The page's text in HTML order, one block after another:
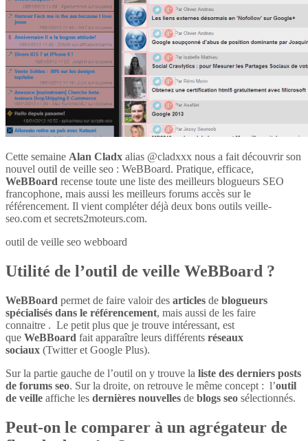
Cette semaine Alan Cladx alias @cladxxx nous a fait découvrir son
nouvel outil de veille seo : WeBBoard. Pratique, efficace,
WeBBoard recense toute une liste des meilleurs blogueurs SEO
francophone, mais aussi les meilleurs forums accès sur le
référencement. Il vient compléter déjà deux bons outils veille-
seo.com et secrets2moteurs.com.
outil de veille seo webboard
Utilité de l’outil de veille WeBBoard ?
WeBBoard permet de faire valoir des articles de blogueurs
spécialisés dans le référencement, mais aussi de les faire
connaitre . Le petit plus que je trouve intéressant, est
que WeBBoard fait apparaître leurs différents réseaux
sociaux (Twitter et Google Plus).
Sur la partie gauche de l’outil on y trouve la liste des derniers posts
de forums seo. Sur la droite, on retrouve le même concept : l’outil
de veille affiche les dernières nouvelles de blogs seo sélectionnés.
Peut-on le comparer à un agrégateur de